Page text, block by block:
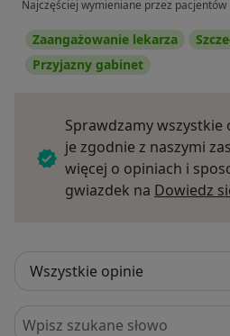
Najczęściej wymieniane przez pacjentów
Zaangażowanie lekarza
Przyjazny gabinet
Sprawdzamy
je zgodnie z naszymi
więcej o opiniach i
gwiazdek na Dowiedz
Szukaj w opiniach